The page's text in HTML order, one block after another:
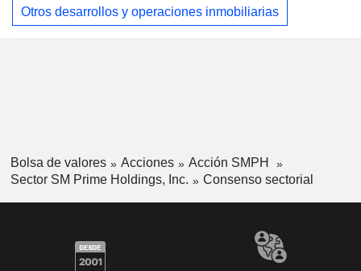
Otros desarrollos y operaciones inmobiliarias
Bolsa de valores Acciones
Acción SMPH
Sector SM Prime Holdings, Inc.
Consenso sectorial